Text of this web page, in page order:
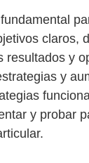
claros,
resultados y
y
y probar